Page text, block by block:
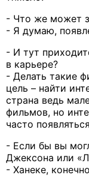
- Что же может
- Я думаю,
- И тут
в карьере?
- Делать такие
цель – найти
страна ведь
фильмов, но
часто
- Если бы вы
Джексона или
- Ханеке,